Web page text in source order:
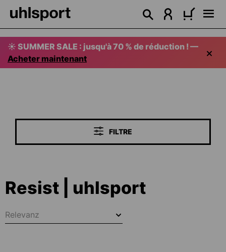
principal
☀️ SUMMER SALE : jusqu'à 70 % de réduction ! —
Acheter maintenant
FILTRE
Resist | uhlsport
Relevanz